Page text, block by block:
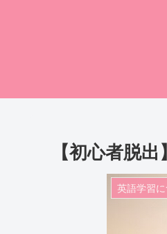
【初心者脱
英語学習